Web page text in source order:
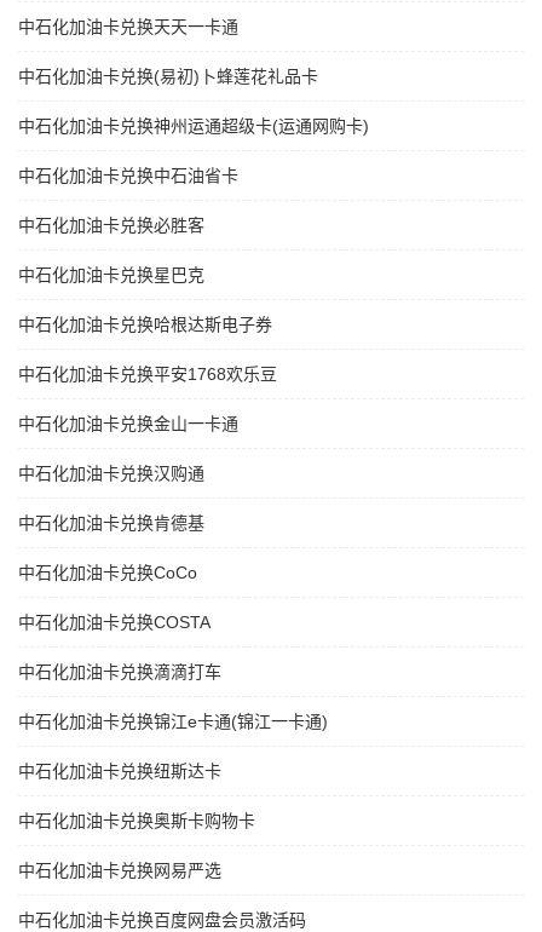
中石化加油卡兑换天天一卡通
中石化加油卡兑换(易初)卜蜂莲花礼品卡
中石化加油卡兑换神州运通超级卡(运通网购卡)
中石化加油卡兑换中石油省卡
中石化加油卡兑换必胜客
中石化加油卡兑换星巴克
中石化加油卡兑换哈根达斯电子券
中石化加油卡兑换平安1768欢乐豆
中石化加油卡兑换金山一卡通
中石化加油卡兑换汉购通
中石化加油卡兑换肯德基
中石化加油卡兑换CoCo
中石化加油卡兑换COSTA
中石化加油卡兑换滴滴打车
中石化加油卡兑换锦江e卡通(锦江一卡通)
中石化加油卡兑换纽斯达卡
中石化加油卡兑换奥斯卡购物卡
中石化加油卡兑换网易严选
中石化加油卡兑换百度网盘会员激活码